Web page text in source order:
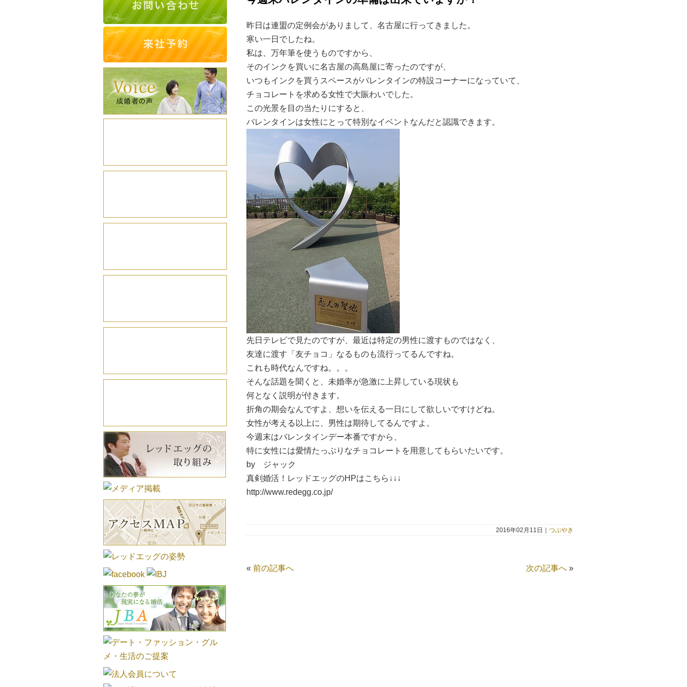
昨日は連盟の定例会がありまして、名古屋に行ってきました。
寒い一日でしたね。
私は、万年筆を使うものですから、
そのインクを買いに名古屋の高島屋に寄ったのですが、
いつもインクを買うスペースがバレンタインの特設コーナーになっていて、
チョコレートを求める女性で大賑わいでした。
この光景を目の当たりにすると、
バレンタインは女性にとって特別なイベントなんだと認識できます。
先日テレビで見たのですが、最近は特定の男性に渡すものではなく、
友達に渡す「友チョコ」なるものも流行ってるんですね。
これも時代なんですね。。。
そんな話題を聞くと、未婚率が急激に上昇している現状も
何となく説明が付きます。
折角の期会なんですよ、想いを伝える一日にして欲しいですけどね。
女性が考える以上に、男性は期待してるんですよ。
今週末はバレンタインデー本番ですから、
特に女性には愛情たっぷりなチョコレートを用意してもらいたいです。
by ジャック
真剣婚活！レッドエッグのHPはこちら↓↓↓
http://www.redegg.co.jp/
2016年02月11日｜ つぶやき
« 前の記事へ 次の記事へ »